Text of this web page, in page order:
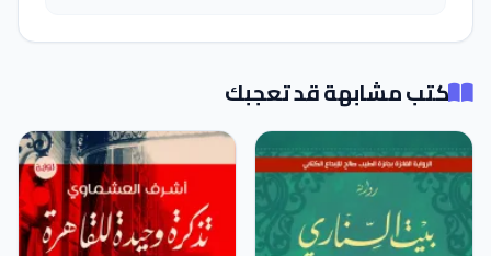
كتب مشابهة قد تعجبك